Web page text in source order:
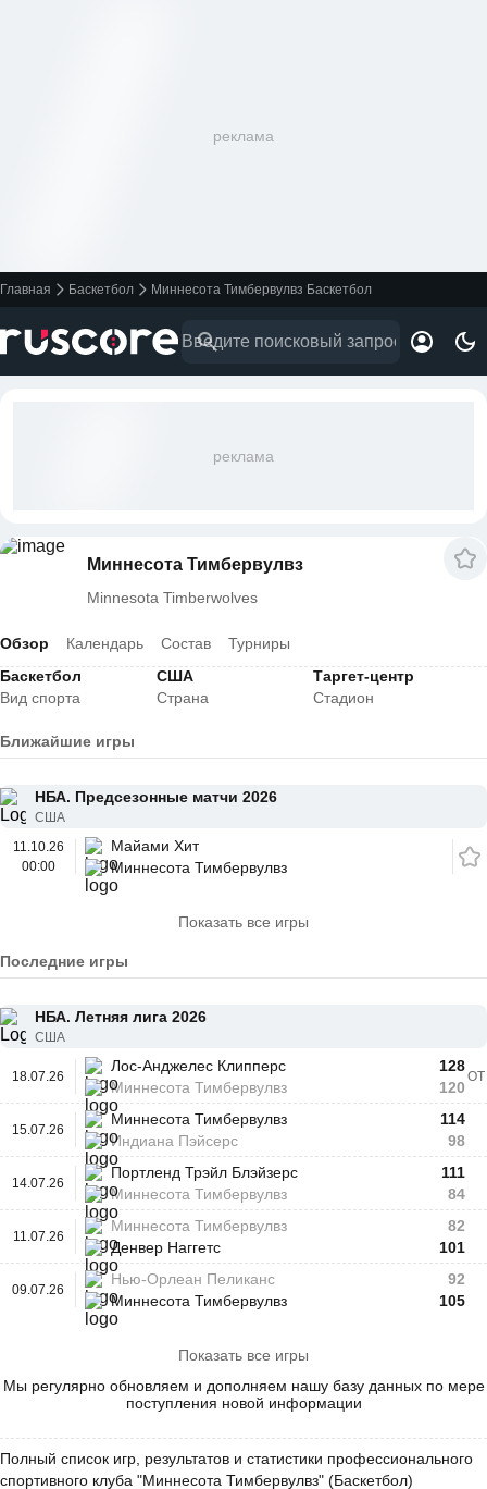
реклама
Главная Баскетбол Миннесота Тимбервулвз Баскетбол
реклама
Миннесота Тимбервулвз
Minnesota Timberwolves
Обзор Календарь Состав
Турниры
Баскетбол
Вид спорта
США
Страна
Таргет-центр
Стадион
Ближайшие игры
НБА. Предсезонные матчи 2026
США
11.10.26
00:00
Майами Хит
Миннесота Тимбервулвз
Показать все игры
Последние игры
НБА. Летняя лига 2026
США
18.07.26
Лос-Анджелес Клипперс
Миннесота Тимбервулвз
128
120
ОТ
15.07.26
Миннесота Тимбервулвз
Индиана Пэйсерс
114
98
14.07.26
Портленд Трэйл Блэйзерс
Миннесота Тимбервулвз
111
84
11.07.26
Миннесота Тимбервулвз
Денвер Наггетс
82
101
09.07.26
Нью-Орлеан Пеликанс
Миннесота Тимбервулвз
92
105
Показать все игры
Мы регулярно обновляем и дополняем нашу базу данных по мере
поступления новой информации
Полный список игр, результатов и статистики профессионального
спортивного клуба "Миннесота Тимбервулвз" (Баскетбол)